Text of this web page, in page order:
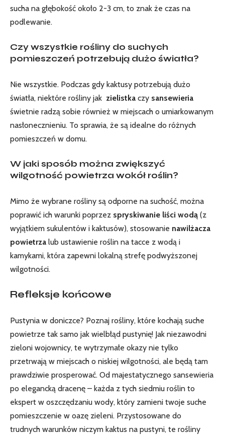
sucha na głębokość około​ 2-3⁣ cm, to znak że czas na‍
podlewanie.
Czy wszystkie rośliny do suchych
pomieszczeń potrzebują dużo światła?
Nie wszystkie. Podczas gdy kaktusy potrzebują‌ dużo
światła, niektóre ⁢rośliny jak ⁢ zielistka czy sansewieria
świetnie radzą sobie również w miejscach o ⁣umiarkowanym
⁤nasłonecznieniu. To sprawia, że są idealne⁣ do różnych
pomieszczeń w domu.
W⁢ jaki sposób można zwiększyć
wilgotność powietrza wokół roślin?
Mimo że wybrane rośliny są odporne na suchość, można
poprawić ‌ich⁤ warunki poprzez spryskiwanie liści ​wodą (z
wyjątkiem sukulentów ‍i kaktusów), stosowanie nawilżacza
powietrza lub ustawienie roślin na tacce z wodą⁤ i
kamykami, która⁣ zapewni lokalną strefę podwyższonej‍
wilgotności.
Refleksje końcowe
Pustynia w doniczce? Poznaj rośliny, które ⁤kochają suche
powietrze tak samo jak wielbłąd pustynię! Jak niezawodni
zieloni wojownicy, te ⁢wytrzymałe ‌okazy nie tylko
przetrwają w miejscach o niskiej wilgotności, ale będą tam
prawdziwie prosperować. Od ‍majestatycznego sansewieria
po elegancką dracenę – każda⁢ z tych siedmiu ‌roślin to‌
ekspert w oszczędzaniu wody, który zamieni ⁢twoje ‌suche
‍pomieszczenie w oazę zieleni. Przystosowane do
trudnych‌ warunków niczym kaktus na​ pustyni, te ⁤rośliny